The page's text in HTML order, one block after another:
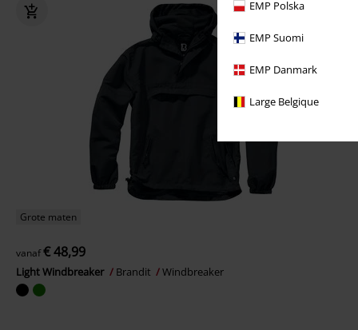
EMP Polska
EMP Suomi
EMP Danmark
Large Belgique
Grote maten
vanaf€ 48,99
Light Windbreaker Brandit Windbreaker